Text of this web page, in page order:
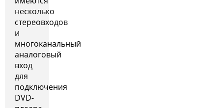
несколько
стереовходов
и
многоканальный
аналоговый
вход
для
подключения
DVD-